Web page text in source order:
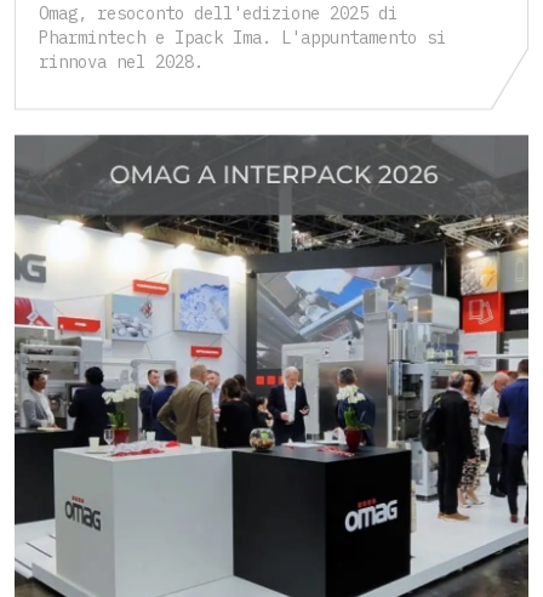
Omag, resoconto dell'edizione 2025 di
Pharmintech e Ipack Ima. L'appuntamento si
rinnova nel 2028.